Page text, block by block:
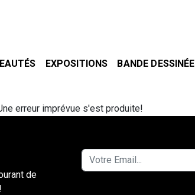
EXPOSITIONS BANDE DESSINÉE
erreur imprévue s'est produite!
de